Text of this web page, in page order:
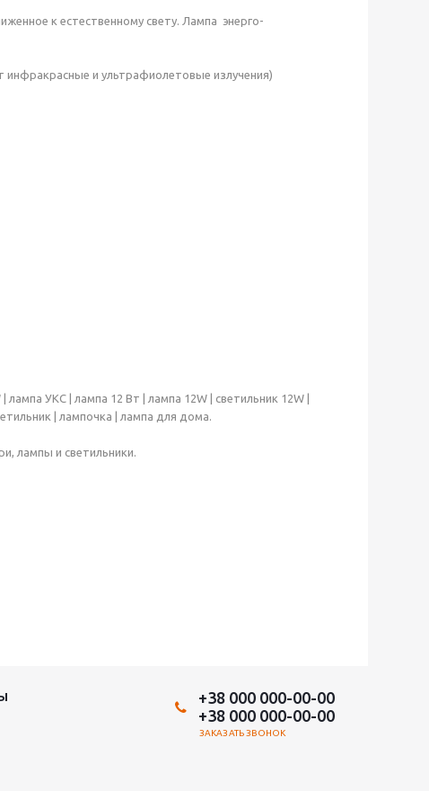
к естественному свету. Лампа энерго-
инфракрасные и ультрафиолетовые излучения)
УКС | лампа 12 Вт | лампа 12W | светильник 12W |
| лампочка | лампа для дома.
лампы и светильники.
+38 000 000-00-00
+38 000 000-00-00
ЗАКАЗАТЬ ЗВОНОК